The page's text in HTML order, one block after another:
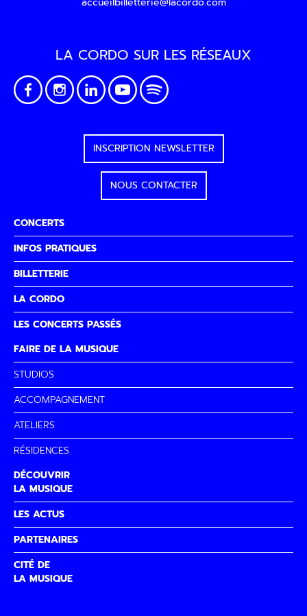
CONCERTS
INFOS PRATIQUES
BILLETTERIE
LA CORDO
LES CONCERTS PASSÉS
FAIRE DE LA MUSIQUE
STUDIOS
ACCOMPAGNEMENT
ATELIERS
RÉSIDENCES
DÉCOUVRIR
LA MUSIQUE
LES ACTUS
PARTENAIRES
CITÉ DE
LA MUSIQUE
LA CORDO SUR LES RÉSEAUX
INSCRIPTION NEWSLETTER
NOUS CONTACTER
En indiquant votre adresse email, vous consentez à
lettre d’information par voie électronique. Vous
désinscrire à tout moment via les liens de
confidentialité.